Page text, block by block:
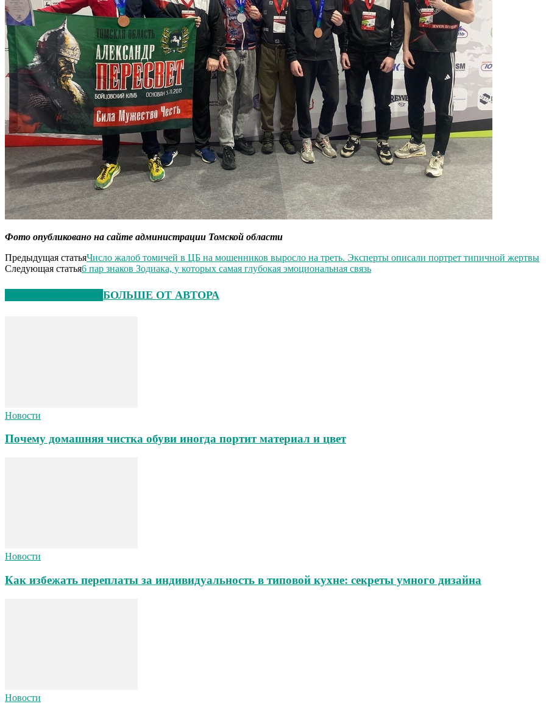
Фото опубликовано на сайте администрации Томской области
Предыдущая статьяЧисло жалоб томичей в ЦБ на мошенников выросло на треть. Эксперты описали портрет типичной жертвы
Следующая статья6 пар знаков Зодиака, у которых самая глубокая эмоциональная связь
БОЛЬШЕ ОТ АВТОРА
Новости
Почему домашняя чистка обуви иногда портит материал и цвет
Новости
Как избежать переплаты за индивидуальность в типовой кухне: секреты умного дизайна
Новости